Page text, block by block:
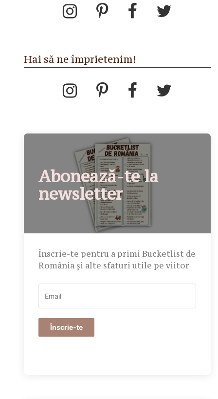
Hai să ne împrietenim!
Abonează-te la
newsletter
Înscrie-te pentru a primi Bucketlist de
România și alte sfaturi utile pe viitor
Înscrie-te